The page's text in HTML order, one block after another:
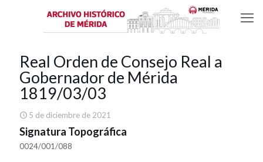
Real Orden de Consejo Real a
Gobernador de Mérida
1819/03/03
5 de diciembre de 2021
Signatura Topográfica
0024/001/088